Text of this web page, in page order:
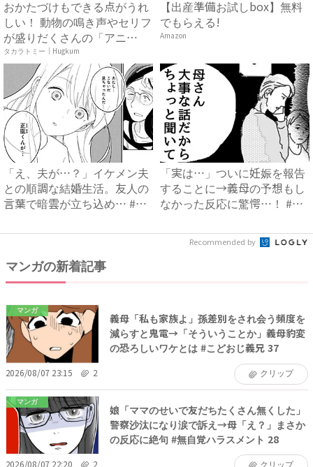
おかたづけもできる点がうれ
しい！ 動物の鳴き声やセリフ
が盛りだくさんの「アニ
ア ...
タカラトミー｜Hugkum
【出産準備お試しbox】無料
でもらえる!
Amazon
「え、夫が…？」イケメン夫
との順調な結婚生活。友人の
言葉で暗雲が立ち込め… #
「実は…」ついに妊娠を報告
することに→義母の予想もし
なかった反応に驚愕…！ #
Recommended by
マンガの新着記事
マンガ
義母「私も家族よ」孫差別をされ会う頻度を
減らすと鬼電→「そういうことか」義母豹変
の恐ろしいワケとは #こどおじ義兄 37
2026/08/07 23:15 2 クリップ
マンガ
娘「ママのせいで友だちたくさん無くした」
警察沙汰になり涙で訴え→母「え？」まさか
の反応に絶句 #無自覚ハラスメント 28
2026/08/07 22:20 2 クリップ